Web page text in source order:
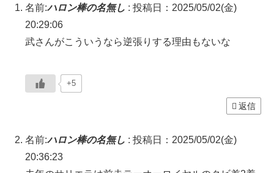
名前:ハロン棒の名無し : 投稿日：2025/05/02(金)
20:29:06
武さんがこういうなら逆張りする理由もないな
+5
返信
名前:ハロン棒の名無し : 投稿日：2025/05/02(金)
20:36:23